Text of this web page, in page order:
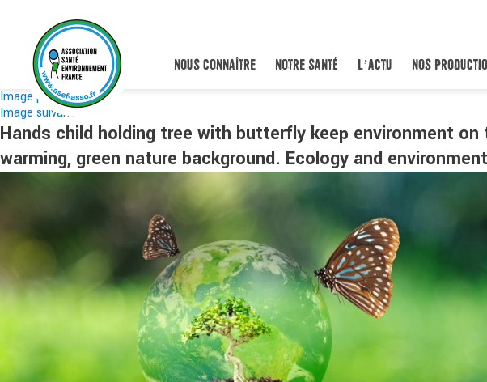
NOUS CONNAÎTRE NOTRE SANTÉ L’ACTU NOS
Image précédente
Image suivante
Hands child holding tree with butterfly keep environment
warming, green nature background. Ecology and